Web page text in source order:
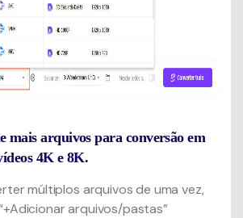
mais arquivos para conversão em
4K e 8K.
múltiplos arquivos de uma vez,
arquivos/pastas”